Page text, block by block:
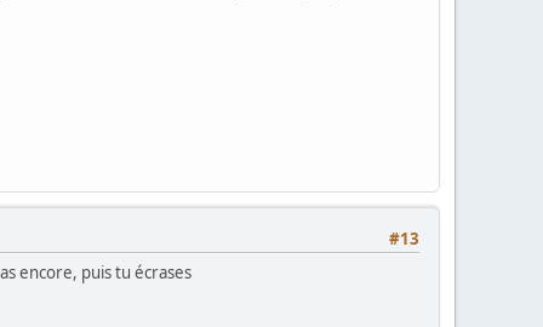
#13
encore, puis tu écrases